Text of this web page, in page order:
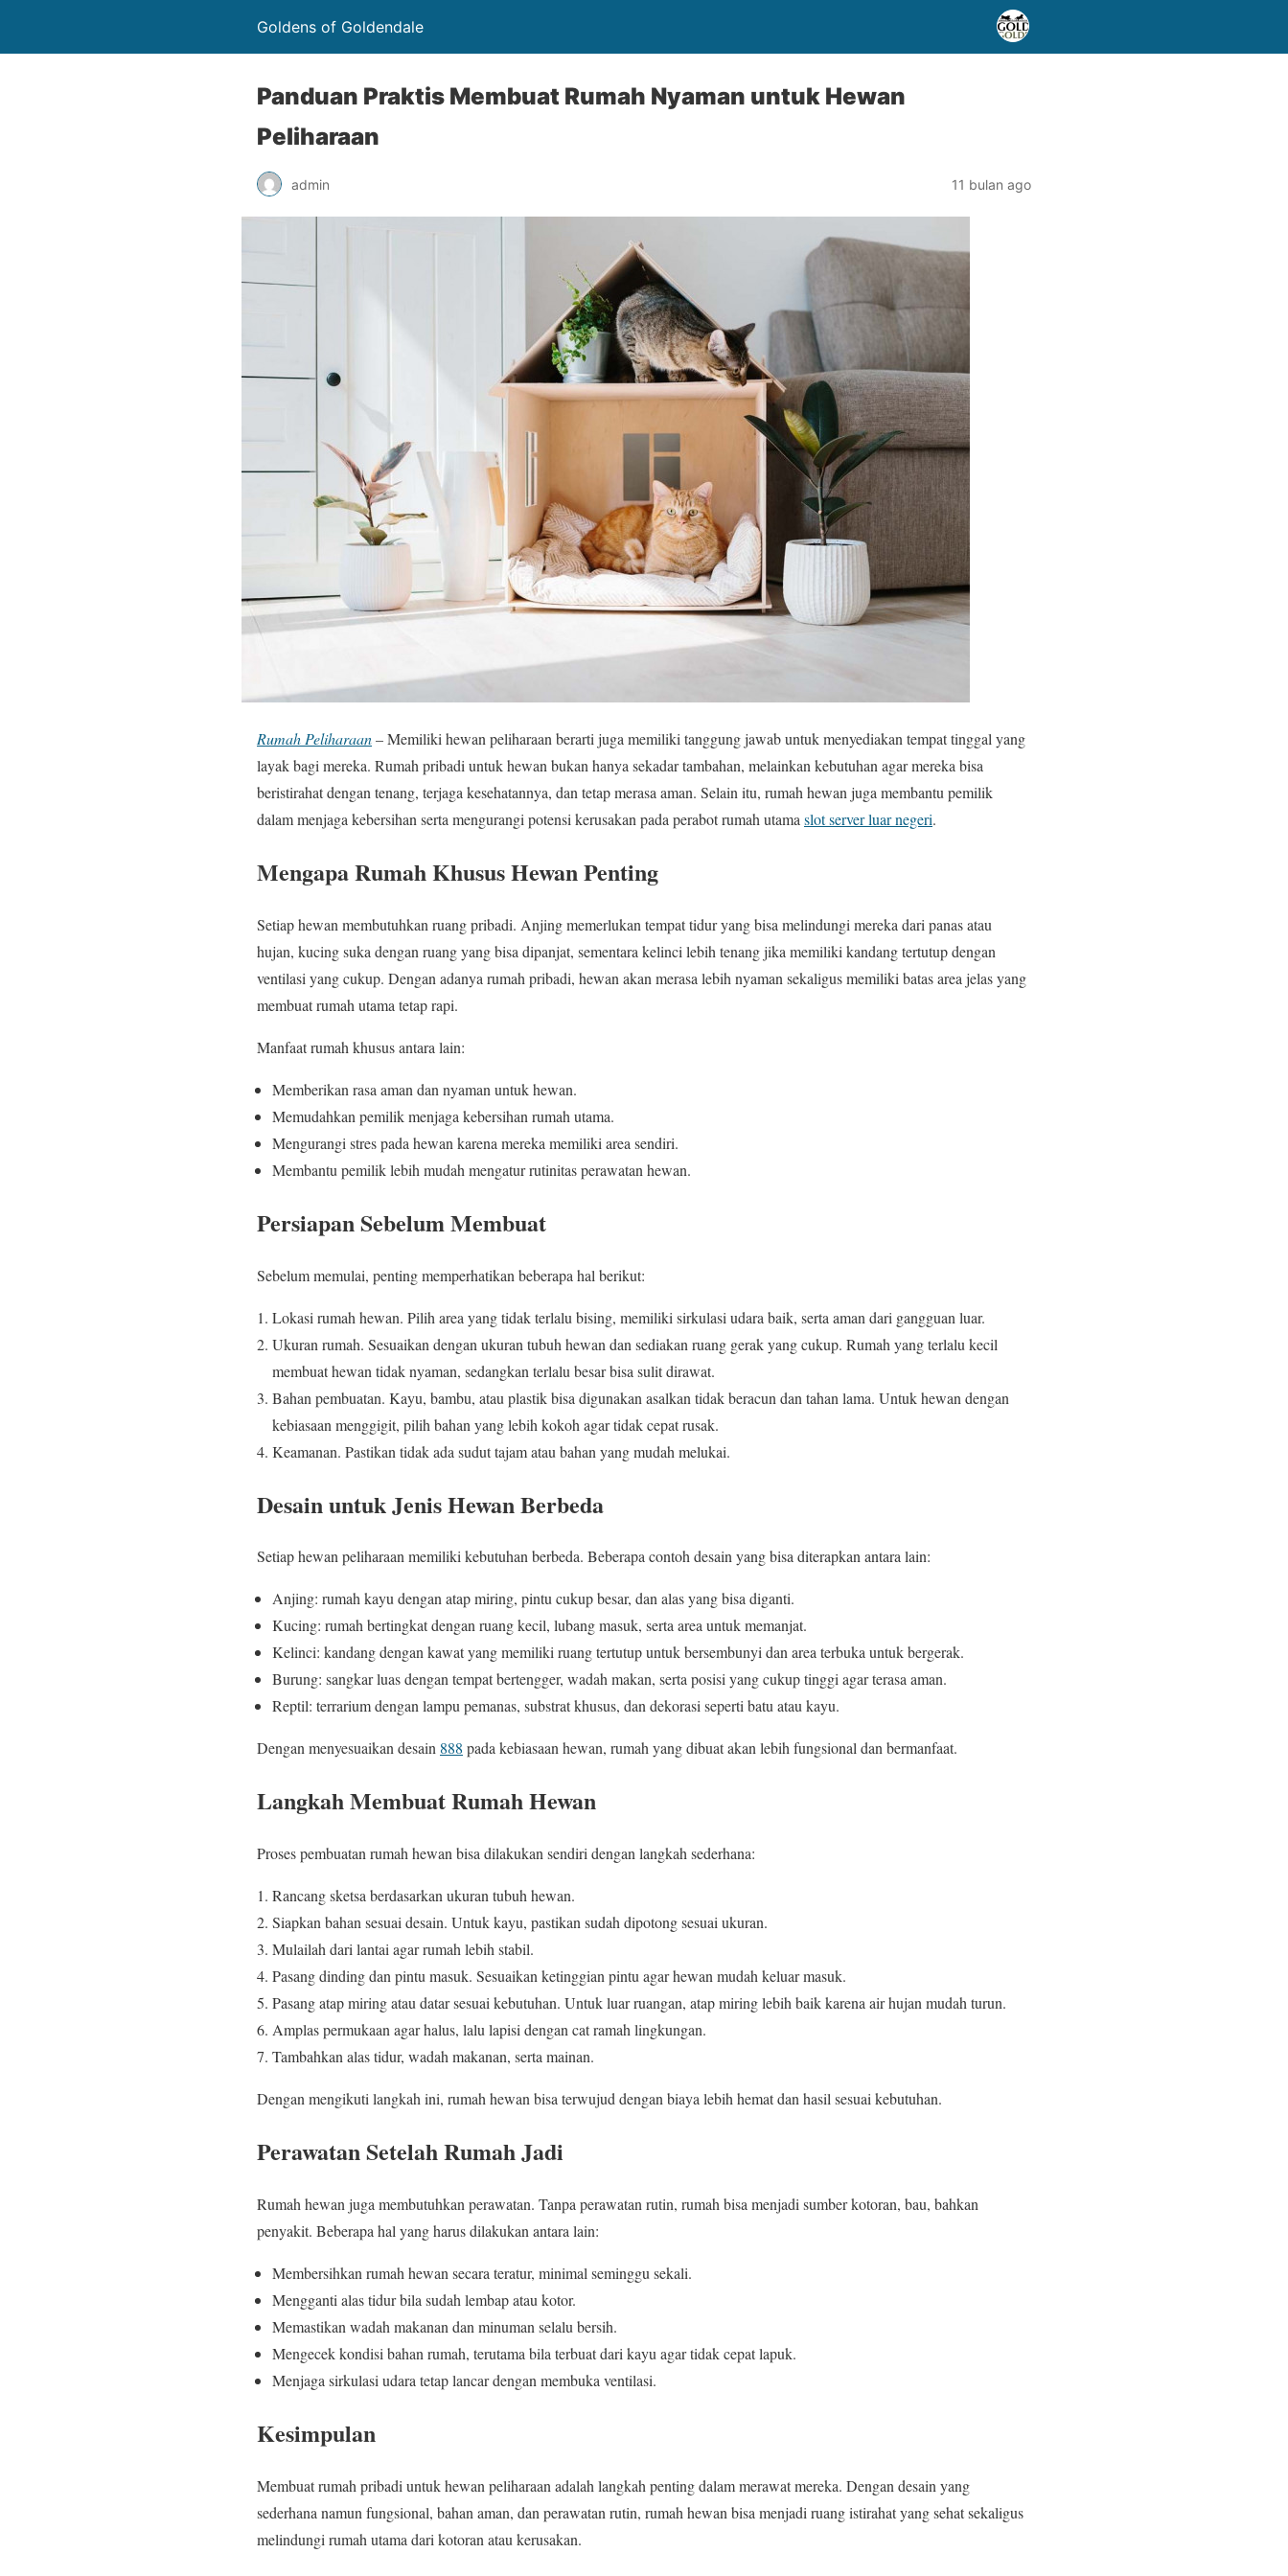
Goldens of Goldendale
Panduan Praktis Membuat Rumah Nyaman untuk Hewan
Peliharaan
admin 11 bulan ago
Rumah Peliharaan– Memiliki hewan peliharaan berarti juga memiliki tanggung jawab untuk menyediakan tempat tinggal yang
layak bagi mereka. Rumah pribadi untuk hewan bukan hanya sekadar tambahan, melainkan kebutuhan agar mereka bisa
beristirahat dengan tenang, terjaga kesehatannya, dan tetap merasa aman. Selain itu, rumah hewan juga membantu pemilik
dalam menjaga kebersihan serta mengurangi potensi kerusakan pada perabot rumah utama slot server luar negeri.
Mengapa Rumah Khusus Hewan Penting
Setiap hewan membutuhkan ruang pribadi. Anjing memerlukan tempat tidur yang bisa melindungi mereka dari panas atau
hujan, kucing suka dengan ruang yang bisa dipanjat, sementara kelinci lebih tenang jika memiliki kandang tertutup dengan
ventilasi yang cukup. Dengan adanya rumah pribadi, hewan akan merasa lebih nyaman sekaligus memiliki batas area jelas yang
membuat rumah utama tetap rapi.
Manfaat rumah khusus antara lain:
Memberikan rasa aman dan nyaman untuk hewan.
Memudahkan pemilik menjaga kebersihan rumah utama.
Mengurangi stres pada hewan karena mereka memiliki area sendiri.
Membantu pemilik lebih mudah mengatur rutinitas perawatan hewan.
Persiapan Sebelum Membuat
Sebelum memulai, penting memperhatikan beberapa hal berikut:
Lokasi rumah hewan. Pilih area yang tidak terlalu bising, memiliki sirkulasi udara baik, serta aman dari gangguan luar.
Ukuran rumah. Sesuaikan dengan ukuran tubuh hewan dan sediakan ruang gerak yang cukup. Rumah yang terlalu kecil
membuat hewan tidak nyaman, sedangkan terlalu besar bisa sulit dirawat.
Bahan pembuatan. Kayu, bambu, atau plastik bisa digunakan asalkan tidak beracun dan tahan lama. Untuk hewan dengan
kebiasaan menggigit, pilih bahan yang lebih kokoh agar tidak cepat rusak.
Keamanan. Pastikan tidak ada sudut tajam atau bahan yang mudah melukai.
Desain untuk Jenis Hewan Berbeda
Setiap hewan peliharaan memiliki kebutuhan berbeda. Beberapa contoh desain yang bisa diterapkan antara lain:
Anjing: rumah kayu dengan atap miring, pintu cukup besar, dan alas yang bisa diganti.
Kucing: rumah bertingkat dengan ruang kecil, lubang masuk, serta area untuk memanjat.
Kelinci: kandang dengan kawat yang memiliki ruang tertutup untuk bersembunyi dan area terbuka untuk bergerak.
Burung: sangkar luas dengan tempat bertengger, wadah makan, serta posisi yang cukup tinggi agar terasa aman.
Reptil: terrarium dengan lampu pemanas, substrat khusus, dan dekorasi seperti batu atau kayu.
Dengan menyesuaikan desain 888 pada kebiasaan hewan, rumah yang dibuat akan lebih fungsional dan bermanfaat.
Langkah Membuat Rumah Hewan
Proses pembuatan rumah hewan bisa dilakukan sendiri dengan langkah sederhana:
Rancang sketsa berdasarkan ukuran tubuh hewan.
Siapkan bahan sesuai desain. Untuk kayu, pastikan sudah dipotong sesuai ukuran.
Mulailah dari lantai agar rumah lebih stabil.
Pasang dinding dan pintu masuk. Sesuaikan ketinggian pintu agar hewan mudah keluar masuk.
Pasang atap miring atau datar sesuai kebutuhan. Untuk luar ruangan, atap miring lebih baik karena air hujan mudah turun.
Amplas permukaan agar halus, lalu lapisi dengan cat ramah lingkungan.
Tambahkan alas tidur, wadah makanan, serta mainan.
Dengan mengikuti langkah ini, rumah hewan bisa terwujud dengan biaya lebih hemat dan hasil sesuai kebutuhan.
Perawatan Setelah Rumah Jadi
Rumah hewan juga membutuhkan perawatan. Tanpa perawatan rutin, rumah bisa menjadi sumber kotoran, bau, bahkan
penyakit. Beberapa hal yang harus dilakukan antara lain:
Membersihkan rumah hewan secara teratur, minimal seminggu sekali.
Mengganti alas tidur bila sudah lembap atau kotor.
Memastikan wadah makanan dan minuman selalu bersih.
Mengecek kondisi bahan rumah, terutama bila terbuat dari kayu agar tidak cepat lapuk.
Menjaga sirkulasi udara tetap lancar dengan membuka ventilasi.
Kesimpulan
Membuat rumah pribadi untuk hewan peliharaan adalah langkah penting dalam merawat mereka. Dengan desain yang
sederhana namun fungsional, bahan aman, dan perawatan rutin, rumah hewan bisa menjadi ruang istirahat yang sehat sekaligus
melindungi rumah utama dari kotoran atau kerusakan.